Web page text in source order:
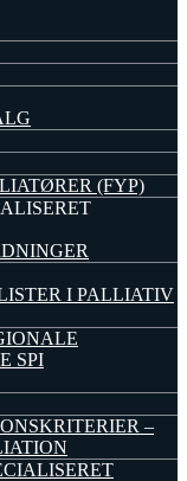
(FYP)
I PALLIATIV
SPI
–